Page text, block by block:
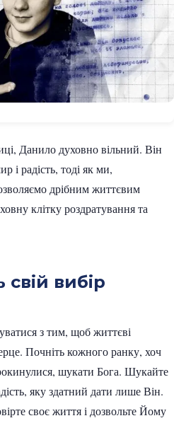
Данило духовно вільний. Він
і радість, тоді як ми,
дрібним життєвим
клітку роздратування та
свій вибір
з тим, щоб життєві
Почніть кожного ранку, хоч
шукати Бога. Шукайте
яку здатний дати лише Він.
своє життя і дозвольте Йому